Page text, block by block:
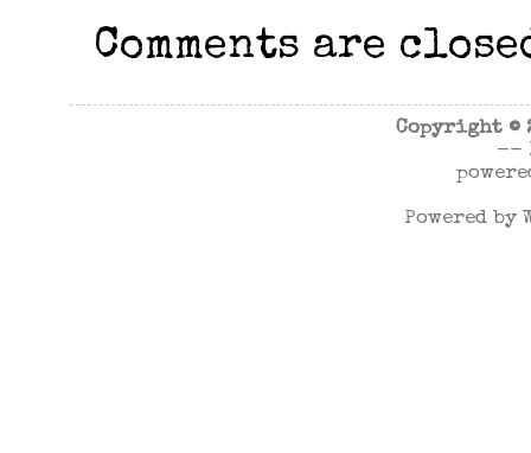
Comments are
Copyright ©
--
Powered by